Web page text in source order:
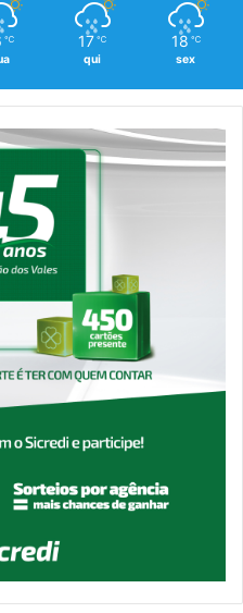
℃ 17 ℃
qui
18 ℃
sex